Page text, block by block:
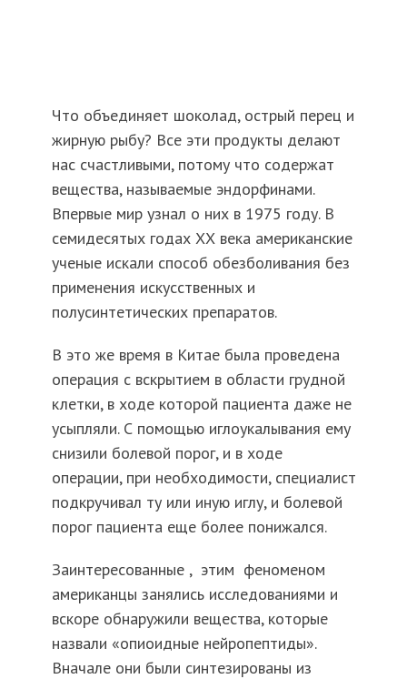
Что объединяет шоколад, острый перец и
жирную рыбу? Все эти продукты делают
нас счастливыми, потому что содержат
вещества, называемые эндорфинами.
Впервые мир узнал о них в 1975 году. В
семидесятых годах ХХ века американские
ученые искали способ обезболивания без
применения искусственных и
полусинтетических препаратов.
В это же время в Китае была проведена
операция с вскрытием в области грудной
клетки, в ходе которой пациента даже не
усыпляли. С помощью иглоукалывания ему
снизили болевой порог, и в ходе
операции, при необходимости, специалист
подкручивал ту или иную иглу, и болевой
порог пациента еще более понижался.
Заинтересованные , этим феноменом
американцы занялись исследованиями и
вскоре обнаружили вещества, которые
назвали «опиоидные нейропептиды».
Вначале они были синтезированы из